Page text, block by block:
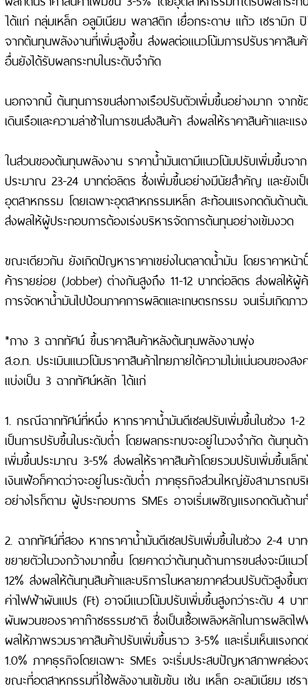
ได้แก่ กลุ่มเหล็ก อลูมิเนียม พลาสติก เยื่อกระดาษ แก้ว เซรามิก ปิ
จากต้นทุนพลังงานที่เพิ่มสูงขึ้น ส่งผลต่อแนวโน้มการปรับราคาสิ
อื่นยังได้รับผลกระทบในระดับจำกัด
นอกจากนี้ ต้นทุนการขนส่งทางเรือปรับตัวเพิ่มขึ้นอย่างมาก จากข้
เดินเรือและความล่าช้าในการขนส่งสินค้า ส่งผลให้ราคาสินค้าและแ
ในส่วนของต้นทุนพลังงาน ราคาน้ำมันเตามีแนวโน้มปรับเพิ่มขึ้นจ
ประมาณ 23-24 บาทต่อลิตร ซึ่งเพิ่มขึ้นอย่างมีนัยสำคัญ และยังเป็
อุตสาหกรรม โดยเฉพาะอุตสาหกรรมเหล็ก สะท้อนแรงกดดันด้าน
ส่งผลให้ผู้ประกอบการต้องเร่งบริหารจัดการต้นทุนอย่างเข้มงวด
ขณะเดียวกัน ยังเกิดปัญหาราคาเขย่งในตลาดน้ำมัน โดยราคาหน้
ค้ารายย่อย (Jobber) ต่างกันสูงถึง 11-12 บาทต่อลิตร ส่งผลให้ผู้
การจัดหาน้ำมันไปป้อนภาคการผลิตและเกษตรกรรม จนเริ่มเกิดภา
*กาง 3 ฉากทัศน์ ขึ้นราคาสินค้าหลังต้นทุนพลังงานพุ่ง
ส.อ.ท. ประเมินแนวโน้มราคาสินค้าไทยภายใต้ความไม่แน่นอนของส
แบ่งเป็น 3 ฉากทัศน์หลัก ได้แก่
1. กรณีฉากทัศน์ที่หนึ่ง หากราคาน้ำมันดีเซลปรับเพิ่มขึ้นในช่วง 1-
เป็นการปรับขึ้นในระดับต่ำ โดยผลกระทบจะอยู่ในวงจำกัด ต้นทุนด้
เพิ่มขึ้นประมาณ 3-5% ส่งผลให้ราคาสินค้าโดยรวมปรับเพิ่มขึ้นเ
เงินเฟ้อก็คาดว่าจะอยู่ในระดับต่ำ ภาคธุรกิจส่วนใหญ่ยังสามารถบ
อย่างไรก็ตาม ผู้ประกอบการ SMEs อาจเริ่มเผชิญแรงกดดันด้าน
2. ฉากทัศน์ที่สอง หากราคาน้ำมันดีเซลปรับเพิ่มขึ้นในช่วง 2-4 บ
ขยายตัวในวงกว้างมากขึ้น โดยคาดว่าต้นทุนด้านการขนส่งจะมีแน
12% ส่งผลให้ต้นทุนสินค้าและบริการในหลายภาคส่วนปรับตัวสูงขึ้
ค่าไฟฟ้าผันแปร (Ft) อาจมีแนวโน้มปรับเพิ่มขึ้นสูงกว่าระดับ 4 บ
ผันผวนของราคาก๊าซธรรมชาติ ซึ่งเป็นเชื้อเพลิงหลักในการผลิตไ
ผลให้ภาพรวมราคาสินค้าปรับเพิ่มขึ้นราว 3-5% และเริ่มเห็นแรงก
1.0% ภาคธุรกิจโดยเฉพาะ SMEs จะเริ่มประสบปัญหาสภาพคล่อ
ขณะที่อุตสาหกรรมที่ใช้พลังงานเข้มข้น เช่น เหล็ก อะลูมิเนียม เซ